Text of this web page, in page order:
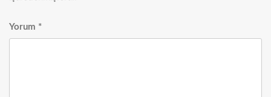
Yorum *